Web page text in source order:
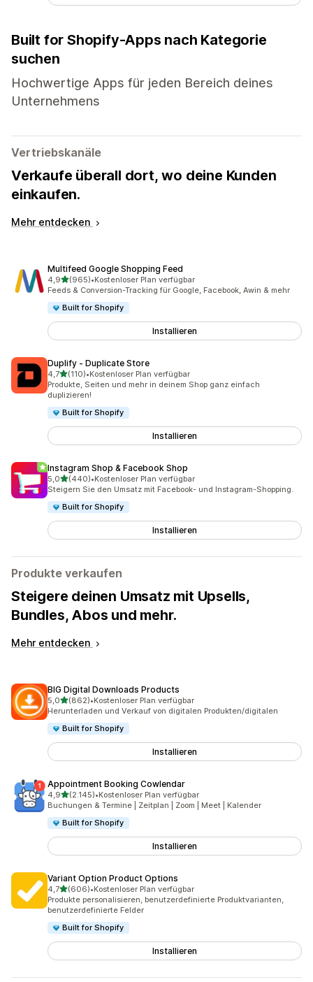
Built for Shopify-Apps nach Kategorie
suchen
Hochwertige Apps für jeden Bereich deines
Unternehmens
Vertriebskanäle
Verkaufe überall dort, wo deine Kunden
einkaufen.
Mehr entdecken
Multifeed Google Shopping Feed
4,9von 5 Sternen
(965)
965 Rezensionen insgesamt
•Kostenloser Plan verfügbar
Feeds & Conversion-Tracking für Google, Facebook, Awin & mehr
Built for Shopify
Installieren
Duplify ‑ Duplicate Store
4,7von 5 Sternen
(110)
110 Rezensionen insgesamt
•Kostenloser Plan verfügbar
Produkte, Seiten und mehr in deinem Shop ganz einfach
duplizieren!
Built for Shopify
Installieren
Instagram Shop & Facebook Shop
5,0von 5 Sternen
(440)
440 Rezensionen insgesamt
•Kostenloser Plan verfügbar
Steigern Sie den Umsatz mit Facebook- und Instagram-Shopping.
Built for Shopify
Installieren
Produkte verkaufen
Steigere deinen Umsatz mit Upsells,
Bundles, Abos und mehr.
Mehr entdecken
BIG Digital Downloads Products
5,0von 5 Sternen
(862)
862 Rezensionen insgesamt
•Kostenloser Plan verfügbar
Herunterladen und Verkauf von digitalen Produkten/digitalen
Built for Shopify
Installieren
Appointment Booking Cowlendar
4,9von 5 Sternen
(2.145)
2145 Rezensionen insgesamt
•Kostenloser Plan verfügbar
Buchungen & Termine | Zeitplan | Zoom | Meet | Kalender
Built for Shopify
Installieren
Variant Option Product Options
4,7von 5 Sternen
(606)
606 Rezensionen insgesamt
•Kostenloser Plan verfügbar
Produkte personalisieren, benutzerdefinierte Produktvarianten,
benutzerdefinierte Felder
Built for Shopify
Installieren